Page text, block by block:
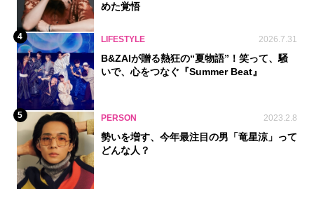
めた覚悟
4 LIFESTYLE 2026.7.31
B&ZAIが贈る熱狂の“夏物語”！笑って、騒
いで、心をつなぐ『Summer Beat』
5 PERSON 2023.2.8
勢いを増す、今年最注目の男「竜星涼」って
どんな人？